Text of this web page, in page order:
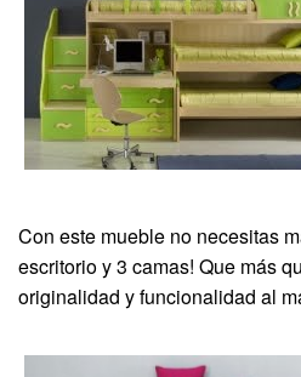
Con este mueble no necesitas
escritorio y 3 camas! Que más
originalidad y funcionalidad al